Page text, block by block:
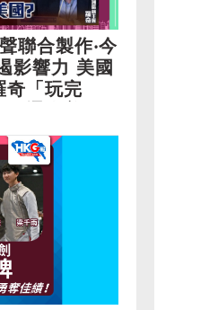
聯合製作‧今
影響力 美國
奇「玩完
通靠美